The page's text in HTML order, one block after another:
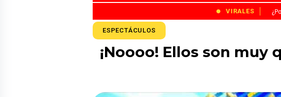
VIRALES
ESPECTÁCULOS
¡Noooo! Ellos son muy